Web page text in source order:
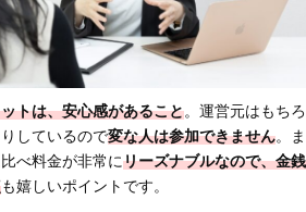
トは、安心感があること。運営元はもちろ
しているので変な人は参加できません。ま
べ料金が非常にリーズナブルなので、金銭
も嬉しいポイントです。